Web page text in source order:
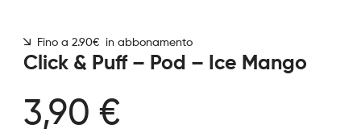
Fino a 2.90€ in abbonamento
Click & Puff – Pod – Ice Mango
3,90 €